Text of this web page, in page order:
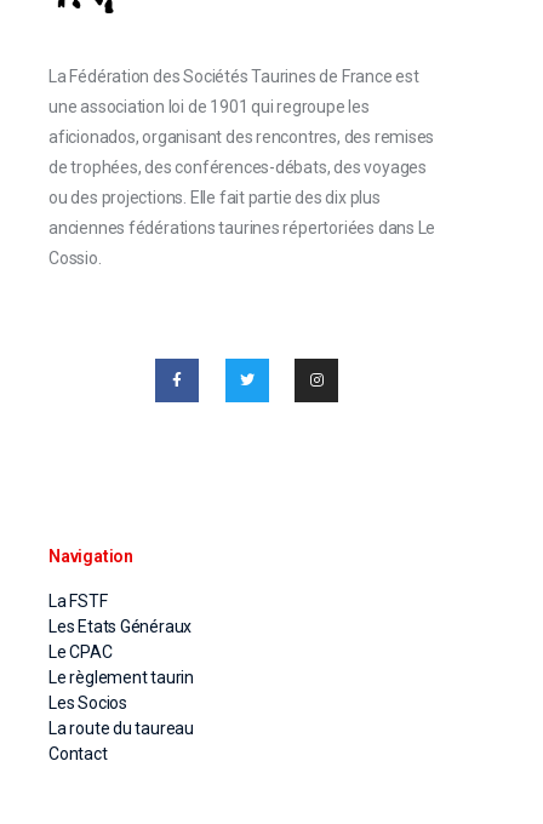
La Fédération des Sociétés Taurines de France est
une association loi de 1901 qui regroupe les
aficionados, organisant des rencontres, des remises
de trophées, des conférences-débats, des voyages
ou des projections. Elle fait partie des dix plus
anciennes fédérations taurines répertoriées dans Le
Cossio.
Navigation
La FSTF
Les Etats Généraux
Le CPAC
Le règlement taurin
Les Socios
La route du taureau
Contact